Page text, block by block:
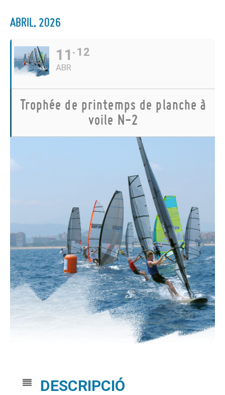
ABRIL, 2026
11
ABR
12
Trophée de printemps de planche à
voile N-2
DESCRIPCIÓ